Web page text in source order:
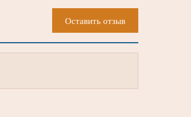
Оставить отзыв